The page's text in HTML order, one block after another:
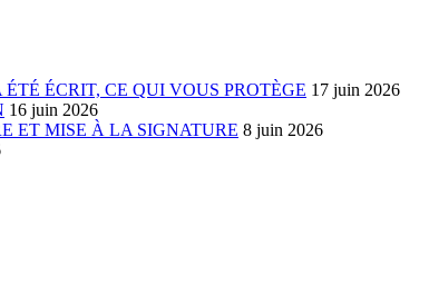
ÉCRIT, CE QUI VOUS PROTÈGE 17 juin 2026
16 juin 2026
ET MISE À LA SIGNATURE 8 juin 2026